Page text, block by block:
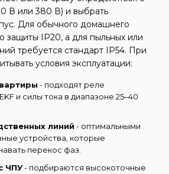
В или 380 В) и выбрать
Для обычного домашнего
защиты IP20, а для пыльных или
требуется стандарт IP54. При
условия эксплуатации:
- подходят реле
и силы тока в диапазоне 25–40
линий - оптимальными
устройства, которые
перекос фаз.
ЧПУ- подбираются высокоточные